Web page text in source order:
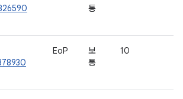
통
EoP
보
통
10